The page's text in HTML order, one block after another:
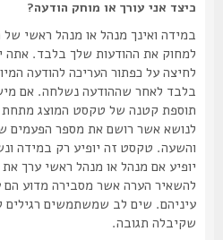
כיצד אני עורך או מוחק הודעה?
במידה ואינך מנהל או מנהל ראשי של
למחוק את ההודעות שלך בלבד. אתה יכול
לחיצה על כפתור העריכה להודעה
בלבד לאחר שההודעה נשלחה. אם מישהו
תוספת קטנה של טקסט המוצג מתחת
לנושא אשר רושם את מספר הפעמים
והשעה. טקסט זה יופיע רק במידה
יופיע אם מנהל או מנהל ראשי ערך את
להשאיר הערה אשר מסבירה מדוע הם ערכו
עיניהם. שים לב שמשתמשים רגילים לא
שקיבלה תגובה.